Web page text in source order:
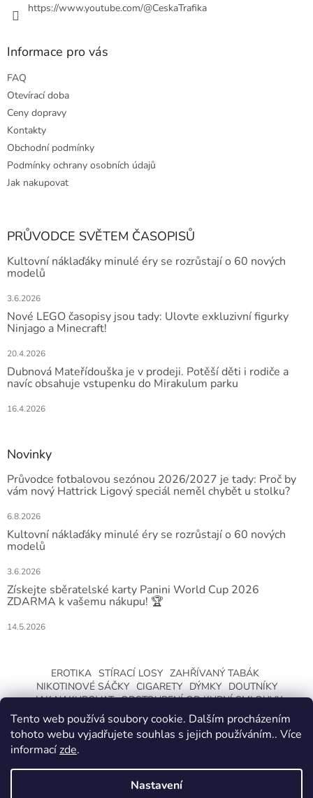
Tento web používá soubory cookie. Dalším procházením
tohoto webu vyjadřujete souhlas s jejich používáním.. Více
informacízde.
Nastavení
https://www.youtube.com/@CeskaTrafika
Informace pro vás
FAQ
Otevírací doba
Ceny dopravy
Kontakty
Obchodní podmínky
Podmínky ochrany osobních údajů
Jak nakupovat
PRŮVODCE SVĚTEM ČASOPISŮ
Kultovní náklaďáky minulé éry se rozrůstají o 60 nových
modelů
3.6.2026
Nové LEGO časopisy jsou tady: Ulovte exkluzivní figurky
Ninjago a Minecraft!
20.4.2026
Dubnová Mateřídouška je v prodeji. Potěší děti i rodiče a
navíc obsahuje vstupenku do Mirakulum parku
16.4.2026
Novinky
Průvodce fotbalovou sezónou 2026/2027 je tady: Proč by
vám nový Hattrick Ligový speciál neměl chybět u stolku?
6.8.2026
Kultovní náklaďáky minulé éry se rozrůstají o 60 nových
modelů
3.6.2026
Získejte sběratelské karty Panini World Cup 2026
ZDARMA k vašemu nákupu! 🏆
14.5.2026
EROTIKA STÍRACÍ LOSY ZAHŘÍVANÝ TABÁK
NIKOTINOVÉ SÁČKY CIGARETY DÝMKY
DOUTNÍKY
JAK NAKUPOVAT ODSTOUPENÍ OD KUPNÍ SMLOUVY
Vytvořil Shoptet